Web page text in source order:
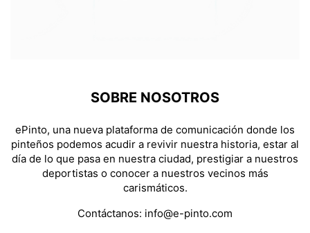
SOBRE NOSOTROS
ePinto, una nueva plataforma de comunicación donde los
pinteños podemos acudir a revivir nuestra historia, estar al
día de lo que pasa en nuestra ciudad, prestigiar a nuestros
deportistas o conocer a nuestros vecinos más
carismáticos.
Contáctanos: info@e-pinto.com